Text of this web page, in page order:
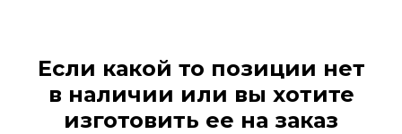
Если какой то позиции нет
в наличии или вы хотите
изготовить ее на заказ